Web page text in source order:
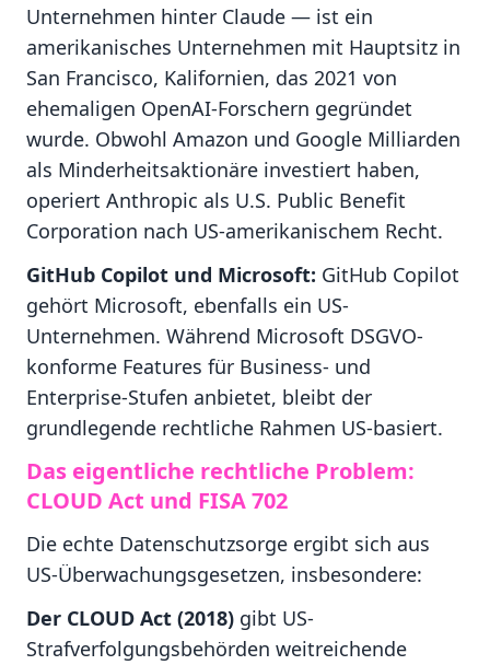
Unternehmen hinter Claude — ist ein
amerikanisches Unternehmen mit Hauptsitz in
San Francisco, Kalifornien, das 2021 von
ehemaligen OpenAI-Forschern gegründet
wurde. Obwohl Amazon und Google Milliarden
als Minderheitsaktionäre investiert haben,
operiert Anthropic als U.S. Public Benefit
Corporation nach US-amerikanischem Recht.
GitHub Copilot und Microsoft: GitHub Copilot
gehört Microsoft, ebenfalls ein US-
Unternehmen. Während Microsoft DSGVO-
konforme Features für Business- und
Enterprise-Stufen anbietet, bleibt der
grundlegende rechtliche Rahmen US-basiert.
Das eigentliche rechtliche Problem:
CLOUD Act und FISA 702
Die echte Datenschutzsorge ergibt sich aus
US-Überwachungsgesetzen, insbesondere:
Der CLOUD Act (2018) gibt US-
Strafverfolgungsbehörden weitreichende